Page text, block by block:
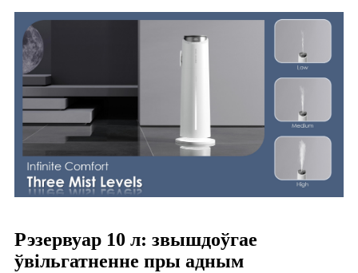
Рэзервуар 10 л: звышдоўгае
ўвільгатненне пры адным